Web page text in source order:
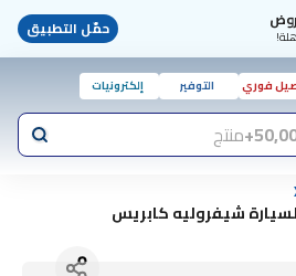
حمّل التطبيق
فوري التوفير إلكترونيات
منتج
شيفروليه كابريس